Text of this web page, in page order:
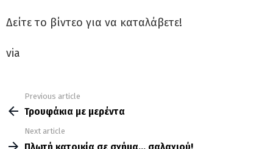
Δείτε το βίντεο για να καταλάβετε!
via
more
Previous article
Τρουφάκια με μερέντα
Next article